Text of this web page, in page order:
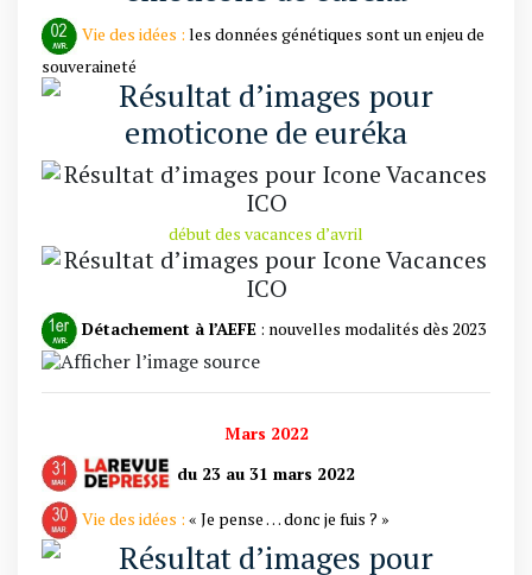
Vie des idées : les données génétiques sont un enjeu de
souveraineté
début des vacances d’avril
Détachement à l’AEFE : nouvelles modalités dès 2023
Mars 2022
du 23 au 31 mars 2022
Vie des idées : « Je pense … donc je fuis ? »